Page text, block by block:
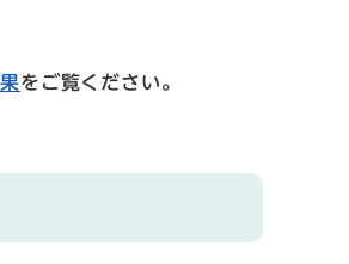
をご覧ください。